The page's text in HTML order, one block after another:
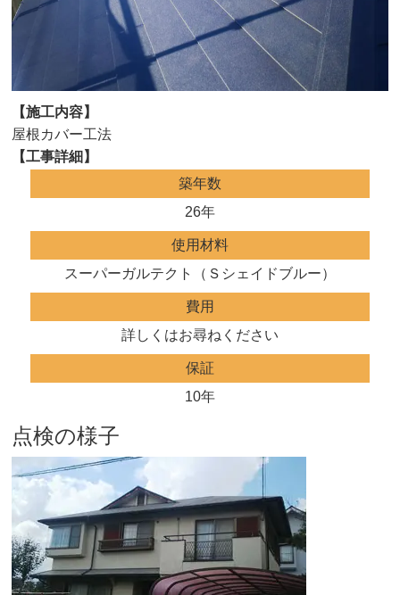
【施工内容】
屋根カバー工法
【工事詳細】
築年数
26年
使用材料
スーパーガルテクト（Ｓシェイドブルー）
費用
詳しくはお尋ねください
保証
10年
点検の様子